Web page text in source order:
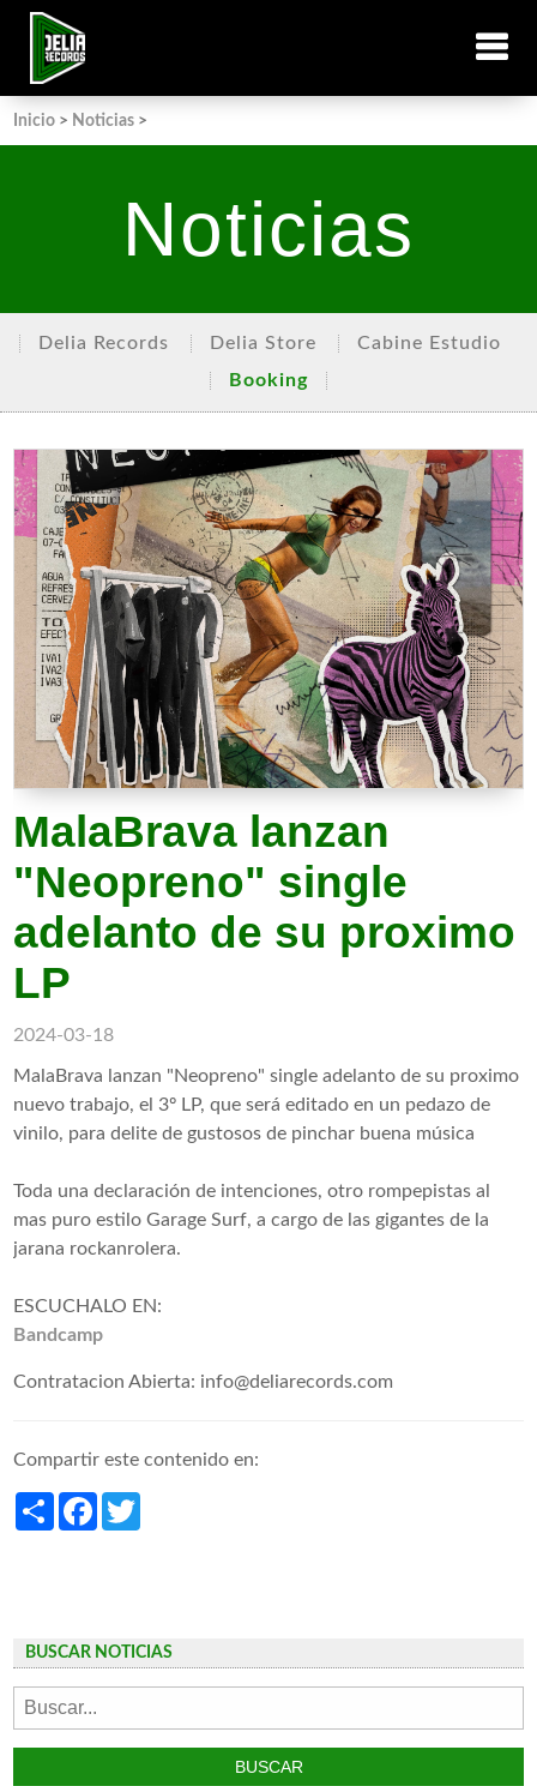
Inicio > Noticias >
Noticias
Delia Records Delia Store
Cabine Estudio
Booking
MalaBrava lanzan
"Neopreno" single
adelanto de su proximo
LP
2024-03-18
MalaBrava lanzan "Neopreno" single adelanto de su proximo
nuevo trabajo, el 3º LP, que será editado en un pedazo de
vinilo, para delite de gustosos de pinchar buena música
Toda una declaración de intenciones, otro rompepistas al
mas puro estilo Garage Surf, a cargo de las gigantes de la
jarana rockanrolera.
ESCUCHALO EN:
Bandcamp
Contratacion Abierta: info@deliarecords.com
Compartir este contenido en:
ShareFacebook
BUSCAR NOTICIAS